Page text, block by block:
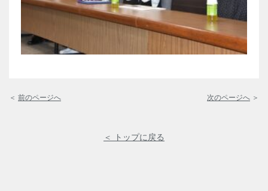
＜ 前のページへ 次のページへ ＞
＜ トップに戻る